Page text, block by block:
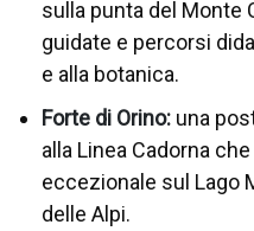
sulla punta del Monte
guidate e percorsi
e alla botanica.
Forte di Orino: una
alla Linea Cadorna
eccezionale sul Lago
delle Alpi.